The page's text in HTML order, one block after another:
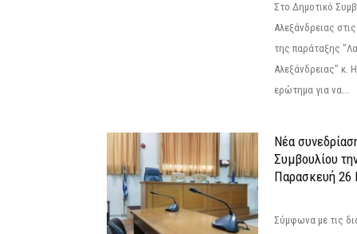
Στο Δημοτικό
Αλεξάνδρειας
της παράταξης
Αλεξάνδρειας" κ.
ερώτημα για να...
Νέα
Συμβουλίου
Παρασκευή 26
Σύμφωνα με τις